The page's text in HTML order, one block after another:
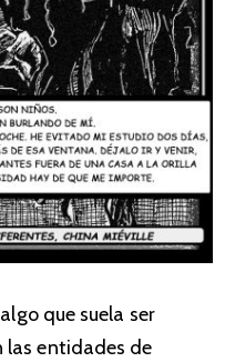
que suela ser
las entidades de